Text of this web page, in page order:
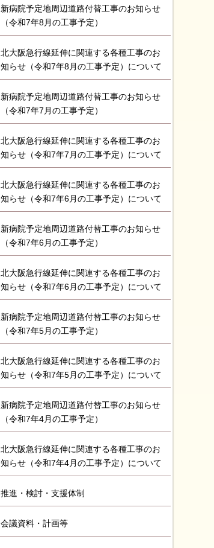
新病院予定地周辺道路付替工事のお知らせ
（令和7年8月の工事予定）
北大阪急行線延伸に関連する各種工事のお
知らせ（令和7年8月の工事予定）について
新病院予定地周辺道路付替工事のお知らせ
（令和7年7月の工事予定）
北大阪急行線延伸に関連する各種工事のお
知らせ（令和7年7月の工事予定）について
北大阪急行線延伸に関連する各種工事のお
知らせ（令和7年6月の工事予定）について
新病院予定地周辺道路付替工事のお知らせ
（令和7年6月の工事予定）
北大阪急行線延伸に関連する各種工事のお
知らせ（令和7年6月の工事予定）について
新病院予定地周辺道路付替工事のお知らせ
（令和7年5月の工事予定）
北大阪急行線延伸に関連する各種工事のお
知らせ（令和7年5月の工事予定）について
新病院予定地周辺道路付替工事のお知らせ
（令和7年4月の工事予定）
北大阪急行線延伸に関連する各種工事のお
知らせ（令和7年4月の工事予定）について
推進・検討・支援体制
会議資料・計画等